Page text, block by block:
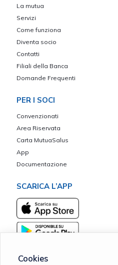
La mutua
Servizi
Come funziona
Diventa socio
Contatti
Filiali della Banca
Domande Frequenti
PER I SOCI
Convenzionati
Area Riservata
Carta MutuaSalus
App
Documentazione
SCARICA L’APP
Cookies